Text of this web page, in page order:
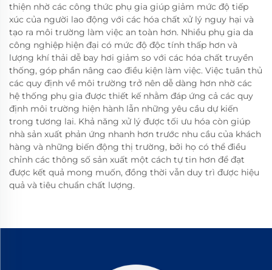
thiện nhờ các công thức phụ gia giúp giảm mức độ tiếp
xúc của người lao động với các hóa chất xử lý nguy hại và
tạo ra môi trường làm việc an toàn hơn. Nhiều phụ gia da
công nghiệp hiện đại có mức độ độc tính thấp hơn và
lượng khí thải dễ bay hơi giảm so với các hóa chất truyền
thống, góp phần nâng cao điều kiện làm việc. Việc tuân thủ
các quy định về môi trường trở nên dễ dàng hơn nhờ các
hệ thống phụ gia được thiết kế nhằm đáp ứng cả các quy
định môi trường hiện hành lẫn những yêu cầu dự kiến
trong tương lai. Khả năng xử lý được tối ưu hóa còn giúp
nhà sản xuất phản ứng nhanh hơn trước nhu cầu của khách
hàng và những biến động thị trường, bởi họ có thể điều
chỉnh các thông số sản xuất một cách tự tin hơn để đạt
được kết quả mong muốn, đồng thời vẫn duy trì được hiệu
quả và tiêu chuẩn chất lượng.